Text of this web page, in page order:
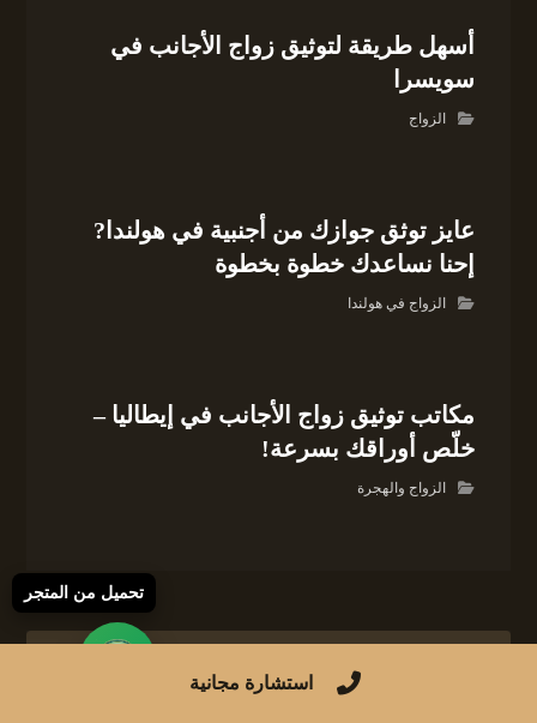
أسهل طريقة لتوثيق زواج الأجانب في
سويسرا
الزواج
عايز توثق جوازك من أجنبية في هولندا?
إحنا نساعدك خطوة بخطوة
الزواج في هولندا
مكاتب توثيق زواج الأجانب في إيطاليا –
خلّص أوراقك بسرعة!
الزواج والهجرة
استشارة مجانية
تحميل من المتجر